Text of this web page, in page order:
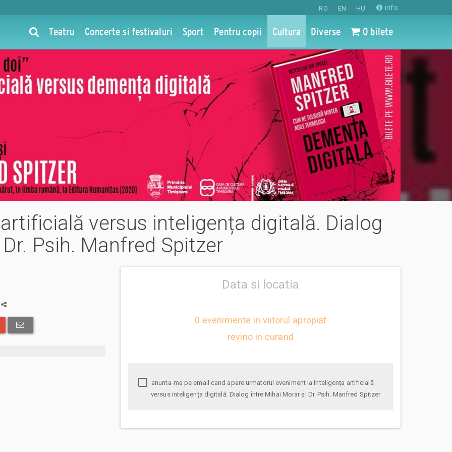
RO EN HU info
Teatru Concerte si festivaluri Sport Pentru copii Cultura Diverse 0 bilete
versus inteligența digitală. Dialog
Psih. Manfred Spitzer
Data si locatia
0 evenimente in viitorul apropiat
revino in curand
versus inteligența digitală. Dialog între Mihai Morar și Dr. Psih. Manfred Spitzer